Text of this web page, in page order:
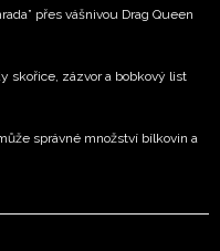
přes vášnivou Drag Queen
skořice, zázvor a bobkový list
správné množství bílkovin a